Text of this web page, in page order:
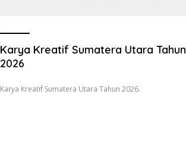
Karya Kreatif Sumatera Utara Tahun
2026
Karya Kreatif Sumatera Utara Tahun 2026.